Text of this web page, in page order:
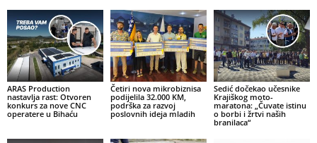
ARAS Production
nastavlja rast: Otvoren
konkurs za nove CNC
operatere u Bihaću
Četiri nova mikrobiznisa
podijelila 32.000 KM,
podrška za razvoj
poslovnih ideja mladih
Sedić dočekao učesnike
Krajiškog moto-
maratona: „Čuvate istinu
o borbi i žrtvi naših
branilaca“